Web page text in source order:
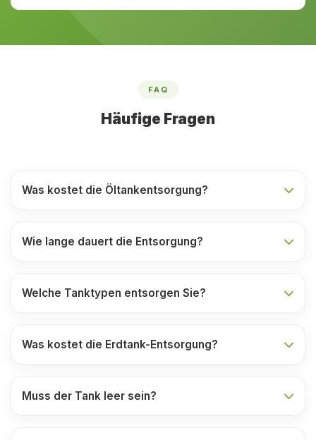
FAQ
Häufige Fragen
Was kostet die Öltankentsorgung?
Wie lange dauert die Entsorgung?
Welche Tanktypen entsorgen Sie?
Was kostet die Erdtank-Entsorgung?
Muss der Tank leer sein?